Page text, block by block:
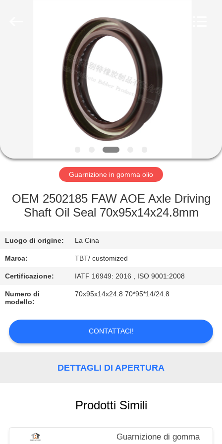
PRODOTTI
GIRO
FABBRICA
DI
QUALITÀ
CONTATTICI
NOTIZIE
Guarnizione in gomma olio
OEM 2502185 FAW AOE Axle Driving
Shaft Oil Seal 70x95x14x24.8mm
Luogo di origine: La Cina
Marca: TBT/ customized
Certificazione: IATF 16949: 2016 , ISO 9001:2008
Numero di
modello:
70x95x14x24.8 70*95*14/24.8
CONTATTACI!
DETTAGLI DI APERTURA
Prodotti Simili
Guarnizione di gomma